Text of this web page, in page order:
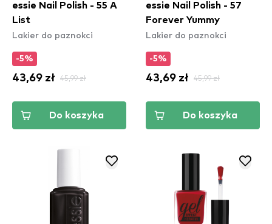
essie Nail Polish - 55 A
List
Lakier do paznokci
-5%
43,69 zł 45,99 zł
Do koszyka
essie Nail Polish - 57
Forever Yummy
Lakier do paznokci
-5%
43,69 zł 45,99 zł
Do koszyka